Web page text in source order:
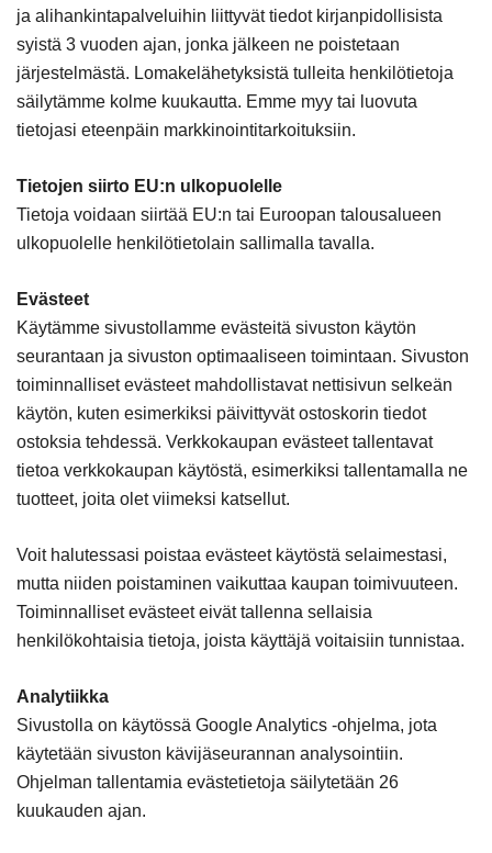
ja alihankintapalveluihin liittyvät tiedot kirjanpidollisista
syistä 3 vuoden ajan, jonka jälkeen ne poistetaan
järjestelmästä. Lomakelähetyksistä tulleita henkilötietoja
säilytämme kolme kuukautta. Emme myy tai luovuta
tietojasi eteenpäin markkinointitarkoituksiin.
Tietojen siirto EU:n ulkopuolelle
Tietoja voidaan siirtää EU:n tai Euroopan talousalueen
ulkopuolelle henkilötietolain sallimalla tavalla.
Evästeet
Käytämme sivustollamme evästeitä sivuston käytön
seurantaan ja sivuston optimaaliseen toimintaan. Sivuston
toiminnalliset evästeet mahdollistavat nettisivun selkeän
käytön, kuten esimerkiksi päivittyvät ostoskorin tiedot
ostoksia tehdessä. Verkkokaupan evästeet tallentavat
tietoa verkkokaupan käytöstä, esimerkiksi tallentamalla ne
tuotteet, joita olet viimeksi katsellut.
Voit halutessasi poistaa evästeet käytöstä selaimestasi,
mutta niiden poistaminen vaikuttaa kaupan toimivuuteen.
Toiminnalliset evästeet eivät tallenna sellaisia
henkilökohtaisia tietoja, joista käyttäjä voitaisiin tunnistaa.
Analytiikka
Sivustolla on käytössä Google Analytics -ohjelma, jota
käytetään sivuston kävijäseurannan analysointiin.
Ohjelman tallentamia evästetietoja säilytetään 26
kuukauden ajan.